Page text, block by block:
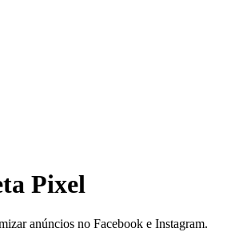
Pixel
anúncios no Facebook e Instagram.